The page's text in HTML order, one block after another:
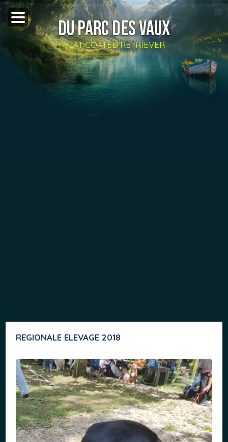
DU PARC DES VAUX
FLAT COATED RETRIEVER
REGIONALE ELEVAGE 2018